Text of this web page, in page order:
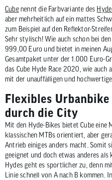
Cubenennt die Farbvariante des
aber mehrheitlich auf ein mattes
zum Beispiel auf den Reflektor-
Sehr stylisch! Wie auch schon bei
999,00 Euro und bietet in meinen
Gesamtpaket unter der 1.000 Euro-
das Cube Hyde Race 2020, wie auch
mit der unauffälligen und
Flexibles
durch die City
Mit den Hyde-Bikes bietet Cube eine
klassischen MTBs orientiert, aber
Antrieb einiges anders macht. Somit
geeignet und doch etwas anderes als
Hydes geht es sportlicher zu, denn
Linie schnell von A nach B kommen.